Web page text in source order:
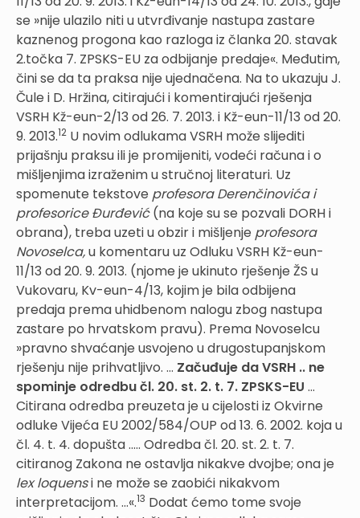
se »nije ulazilo niti u utvrđivanje nastupa zastare
kaznenog progona kao razloga iz članka 20. stavak
2.točka 7. ZPSKS-EU za odbijanje predaje«. Međutim,
čini se da ta praksa nije ujednačena. Na to ukazuju J.
Čule i D. Hržina, citirajući i komentirajući rješenja
VSRH Kž-eun-2/13 od 26. 7. 2013. i Kž-eun-11/13 od 20.
9. 2013.12 U novim odlukama VSRH može slijediti
prijašnju praksu ili je promijeniti, vodeći računa i o
mišljenjima izraženim u stručnoj literaturi. Uz
spomenute tekstove profesora Derenčinovića i
profesorice Đurđević(na koje su se pozvali DORH i
obrana), treba uzeti u obzir i mišljenje profesora
Novoselca,u komentaru uz Odluku VSRH Kž-eun-
11/13 od 20. 9. 2013. (njome je ukinuto rješenje ŽS u
Vukovaru, Kv-eun-4/13, kojim je bila odbijena
predaja prema uhidbenom nalogu zbog nastupa
zastare po hrvatskom pravu). Prema Novoselcu
»pravno shvaćanje usvojeno u drugostupanjskom
rješenju nije prihvatljivo. ... Začuđuje da VSRH .. ne
spominje odredbu čl. 20. st. 2. t. 7. ZPSKS-EU ...
Citirana odredba preuzeta je u cijelosti iz Okvirne
odluke Vijeća EU 2002/584/OUP od 13. 6. 2002. koja u
čl. 4. t. 4. dopušta ..... Odredba čl. 20. st. 2. t. 7.
citiranog Zakona ne ostavlja nikakve dvojbe; ona je
lex loquensi ne može se zaobići nikakvom
interpretacijom. ...«.13 Dodat ćemo tome svoje